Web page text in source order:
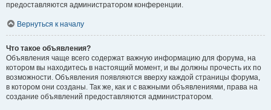
предоставляются администратором конференции.
Вернуться к началу
Что такое объявления?
Объявления чаще всего содержат важную информацию для форума, на
котором вы находитесь в настоящий момент, и вы должны прочесть их по
возможности. Объявления появляются вверху каждой страницы форума,
в котором они созданы. Так же, как и с важными объявлениями, права на
создание объявлений предоставляются администратором.